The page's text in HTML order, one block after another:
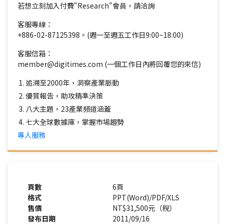
若想立刻加入付費"Research"會員，請洽詢
客服專線：
+886-02-87125398。(週一至週五工作日9:00~18:00)
客服信箱：
member@digitimes.com (一個工作日內將回覆您的來信)
追溯至2000年，洞察產業脈動
優質報告，助攻精準決策
八大主題，23產業頻道涵蓋
七大全球數據庫，掌握市場趨勢
專人服務
頁數
6頁
格式
PPT(Word)/PDF/XLS
售價
NT$31,500元（稅）
發布日期
2011/09/16